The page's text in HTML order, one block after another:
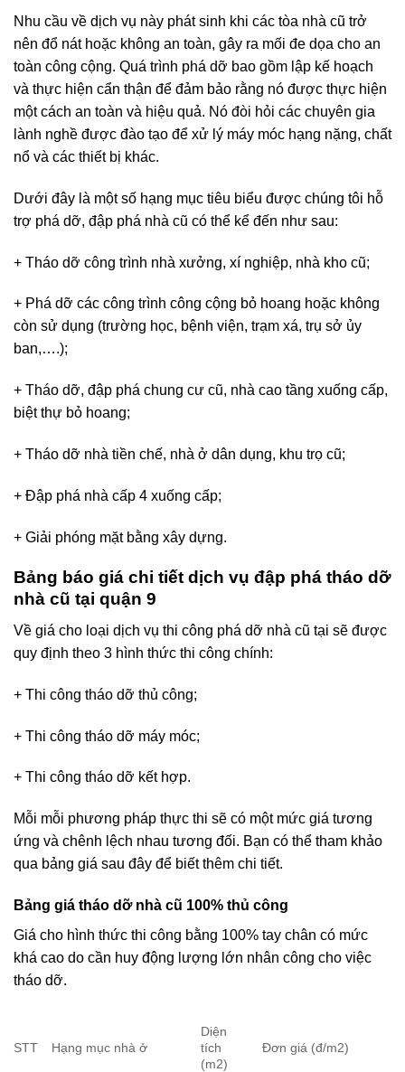
Nhu cầu về dịch vụ này phát sinh khi các tòa nhà cũ trở
nên đổ nát hoặc không an toàn, gây ra mối đe dọa cho an
toàn công cộng. Quá trình phá dỡ bao gồm lập kế hoạch
và thực hiện cẩn thận để đảm bảo rằng nó được thực hiện
một cách an toàn và hiệu quả. Nó đòi hỏi các chuyên gia
lành nghề được đào tạo để xử lý máy móc hạng nặng, chất
nổ và các thiết bị khác.
Dưới đây là một số hạng mục tiêu biểu được chúng tôi hỗ
trợ phá dỡ, đập phá nhà cũ có thể kể đến như sau:
+ Tháo dỡ công trình nhà xưởng, xí nghiệp, nhà kho cũ;
+ Phá dỡ các công trình công cộng bỏ hoang hoặc không
còn sử dụng (trường học, bệnh viện, trạm xá, trụ sở ủy
ban,….);
+ Tháo dỡ, đập phá chung cư cũ, nhà cao tầng xuống cấp,
biệt thự bỏ hoang;
+ Tháo dỡ nhà tiền chế, nhà ở dân dụng, khu trọ cũ;
+ Đập phá nhà cấp 4 xuống cấp;
+ Giải phóng mặt bằng xây dựng.
Bảng báo giá chi tiết dịch vụ đập phá tháo dỡ
nhà cũ tại quận 9
Về giá cho loại dịch vụ thi công phá dỡ nhà cũ tại sẽ được
quy định theo 3 hình thức thi công chính:
+ Thi công tháo dỡ thủ công;
+ Thi công tháo dỡ máy móc;
+ Thi công tháo dỡ kết hợp.
Mỗi mỗi phương pháp thực thi sẽ có một mức giá tương
ứng và chênh lệch nhau tương đối. Bạn có thể tham khảo
qua bảng giá sau đây để biết thêm chi tiết.
Bảng giá tháo dỡ nhà cũ 100% thủ công
Giá cho hình thức thi công bằng 100% tay chân có mức
khá cao do cần huy động lượng lớn nhân công cho việc
tháo dỡ.
STT Hạng mục nhà ở
Diện
tích
(m2)
Đơn giá (đ/m2)